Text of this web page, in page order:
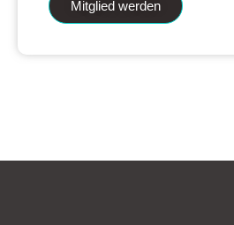
Mitglied werden